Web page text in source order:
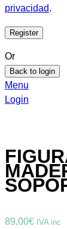
privacidad.
Or
Back to login
Menu
Login
89,00€ IVA inc